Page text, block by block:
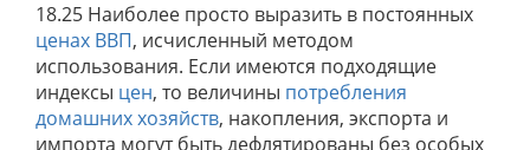
18.25 Наиболее просто выразить в постоянных
ценах ВВП, исчисленный методом
использования. Если имеются подходящие
индексы цен, то величины потребления
домашних хозяйств, накопления, экспорта и
импорта могут быть дефлятированы без особых